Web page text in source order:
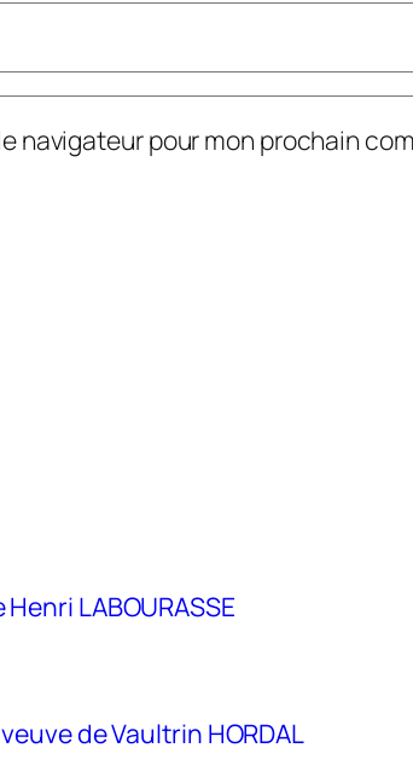
navigateur pour mon prochain
LABOURASSE
de Vaultrin HORDAL